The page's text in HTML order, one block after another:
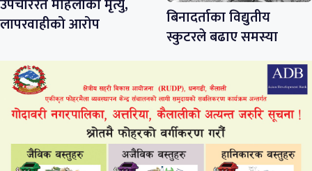
लापरवाहीको आरोप
बिनादर्ताका विद्युतीय
स्कुटरले बढाए समस्या